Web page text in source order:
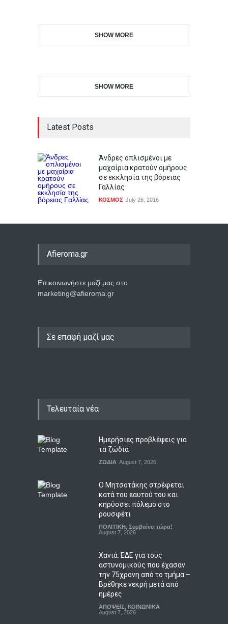
SHOW MORE
SHOW MORE
Latest Posts
Άνδρες οπλισμένοι με
μαχαίρια κρατούν ομήρους
σε εκκλησία της βόρειας
Γαλλίας
ΚΟΣΜΟΣ July 26, 2016
Afieroma.gr
Επικοινωνήστε μαζί μας στο
marketing@afieroma.gr
Σε επαφή μαζί μας
Τελευταία νέα
Ημερήσιες προβλέψεις για
τα ζώδια
ΖΩΔΙΑ August 7, 2026
Ο Μητσοτάκης στρέφεται
κατά του εαυτού του και
κηρύσσει πόλεμο στο
ρουσφέτι
ΠΟΛΙΤΙΚΗ, Συμβαίνει τώρα!
August 7, 2026
Χανιά: ΕΔΕ για τους
αστυνομικούς που έχασαν
την 75χρονη από το τμήμα –
Βρέθηκε νεκρή μετά από
ημέρες
ΑΠΟΨΕΙΣ, ΚΟΙΝΩΝΙΚΑ
August 7, 2026